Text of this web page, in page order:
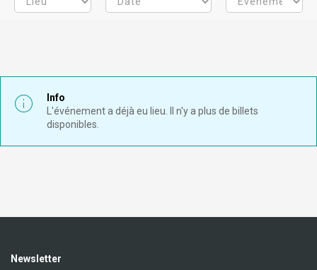
Info
L'événement a déjà eu lieu. Il n'y a plus de billets
disponibles.
Newsletter